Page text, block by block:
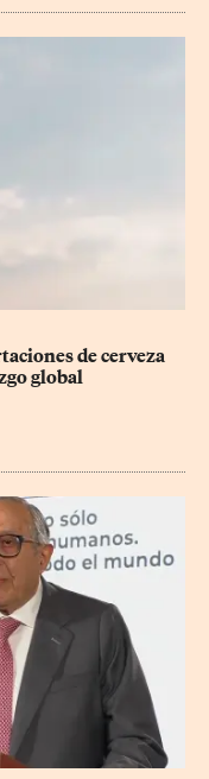
de cerveza
global